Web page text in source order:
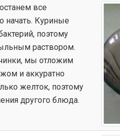
все
начать. Куриные
поэтому
раствором.
мы отложим
и аккуратно
желток, поэтому
другого блюда.